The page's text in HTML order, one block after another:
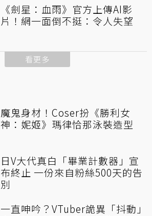
《劍星：血雨》官方上傳AI影
片！網一面倒不挺：令人失望
看更多
魔鬼身材！Coser扮《勝利女
神：妮姬》瑪律恰那泳裝造型
日V大代真白「畢業計數器」宣
布終止 一份來自粉絲500天的告
別
一直呻吟？VTuber詭異「抖動」